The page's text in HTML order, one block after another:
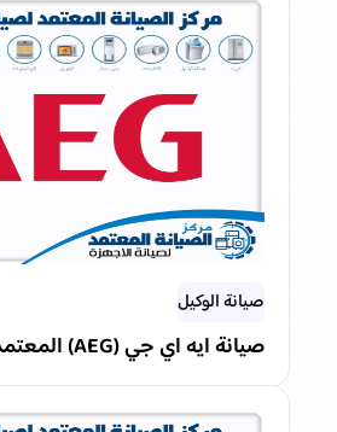
صيانة الوكيل
صيانة ايه اي جي (AEG) المعتمدة في الإمارات